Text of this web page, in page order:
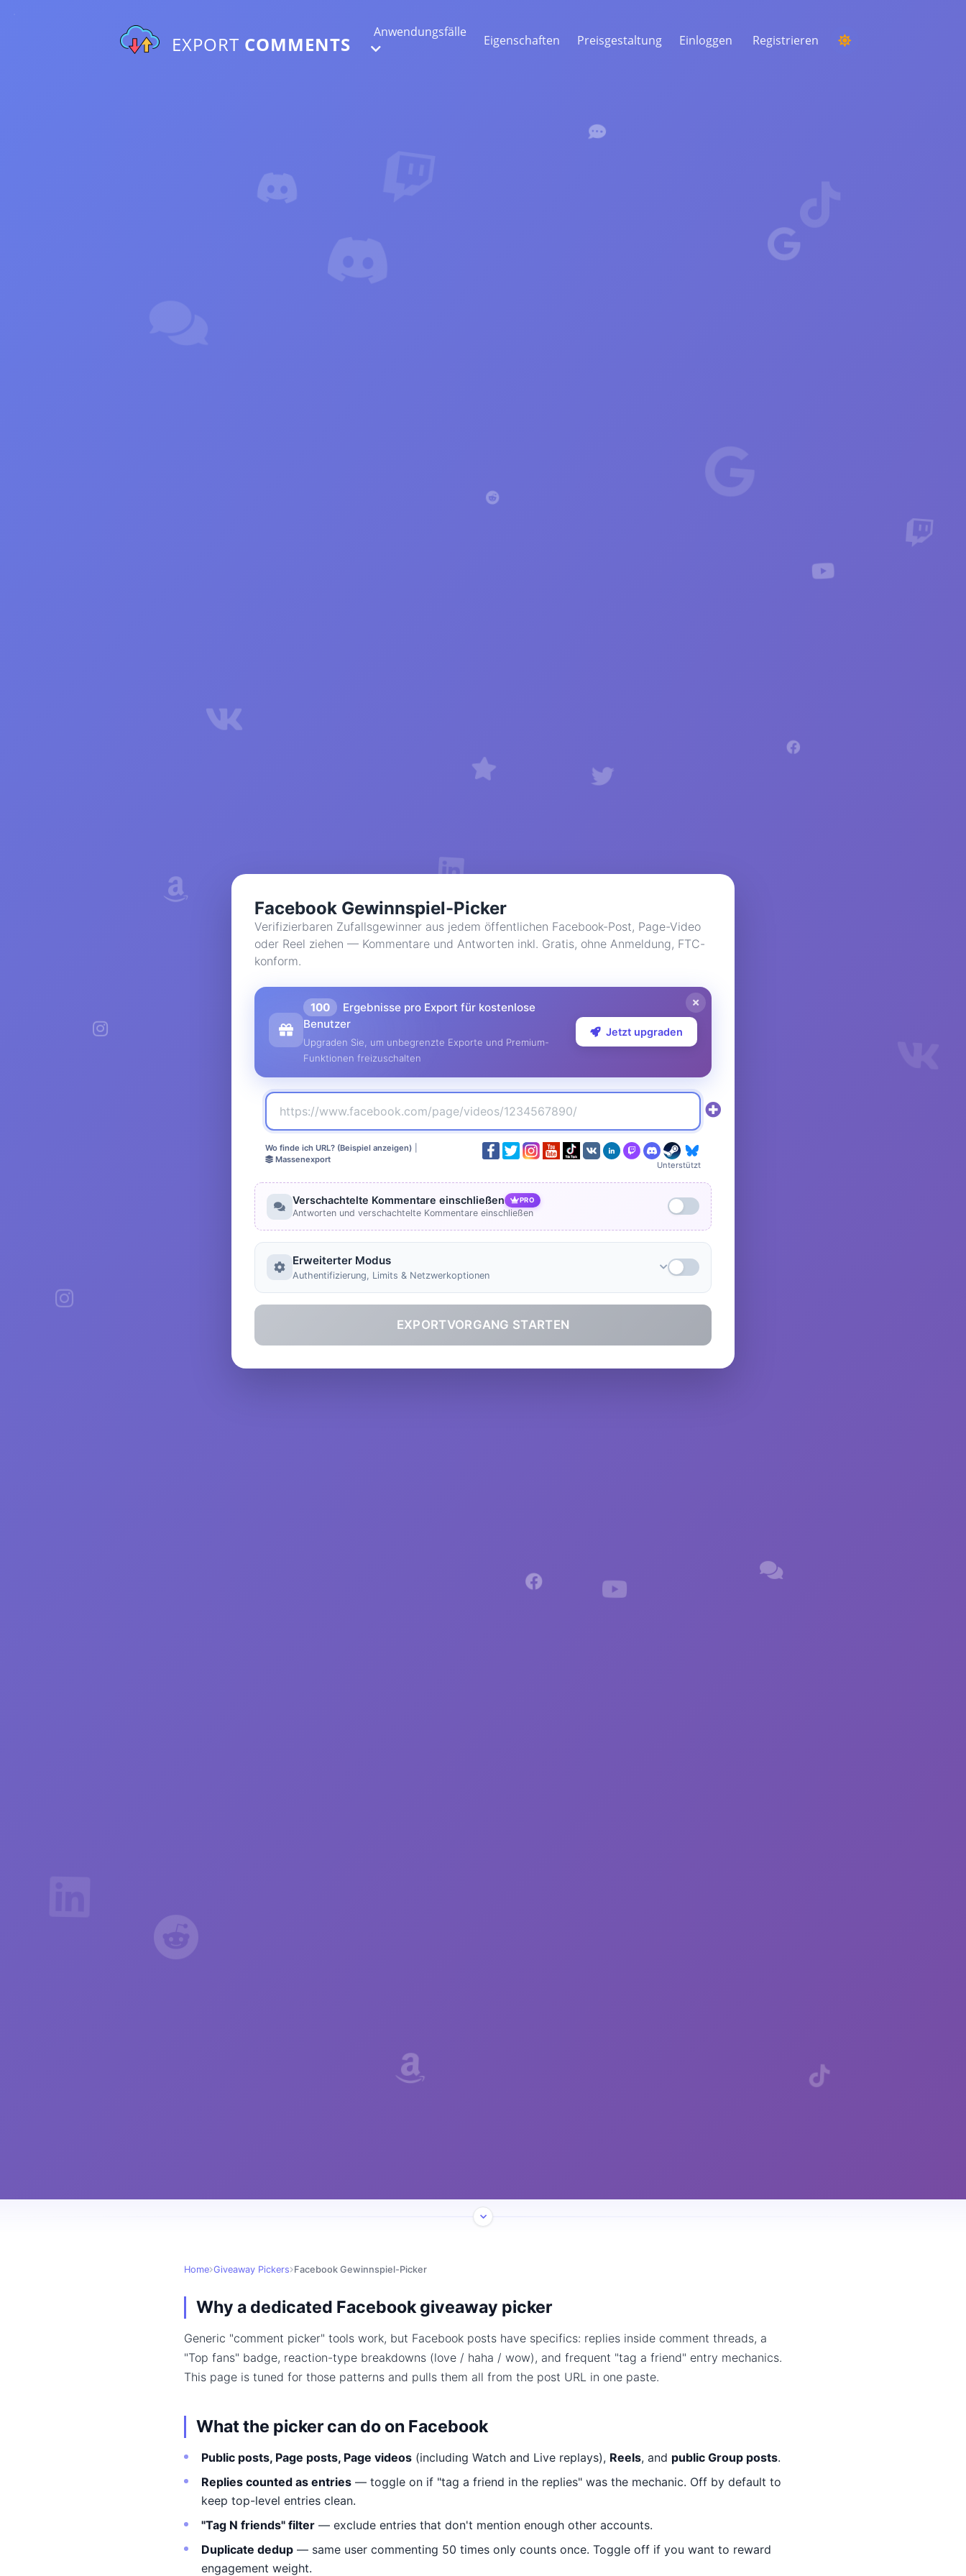
EXPORT COMMENTS
Anwendungsfälle
gesamten Markt zu verstehen
Eigenschaften Preisgestaltung Einloggen Registrieren
Facebook Gewinnspiel-Picker
Verifizierbaren Zufallsgewinner aus jedem öffentlichen Facebook-Post, Page-Video
oder Reel ziehen — Kommentare und Antworten inkl. Gratis, ohne Anmeldung, FTC-
konform.
100
Ergebnisse pro Export für kostenlose
Benutzer
Upgraden Sie, um unbegrenzte Exporte und Premium-
Funktionen freizuschalten
Jetzt upgraden
Wo finde ich URL? (Beispiel anzeigen)
Massenexport
Unterstützt
Verschachtelte Kommentare einschließen PRO
Antworten und verschachtelte Kommentare einschließen
Erweiterter Modus
Authentifizierung, Limits & Netzwerkoptionen
EXPORTVORGANG STARTEN
Home Giveaway Pickers Facebook Gewinnspiel-Picker
Why a dedicated Facebook giveaway picker
Generic "comment picker" tools work, but Facebook posts have specifics: replies inside comment threads, a
"Top fans" badge, reaction-type breakdowns (love / haha / wow), and frequent "tag a friend" entry mechanics.
This page is tuned for those patterns and pulls them all from the post URL in one paste.
What the picker can do on Facebook
Public posts, Page posts, Page videos (including Watch and Live replays), Reels, and public Group posts.
Replies counted as entries — toggle on if "tag a friend in the replies" was the mechanic. Off by default to
keep top-level entries clean.
"Tag N friends" filter — exclude entries that don't mention enough other accounts.
Duplicate dedup — same user commenting 50 times only counts once. Toggle off if you want to reward
engagement weight.